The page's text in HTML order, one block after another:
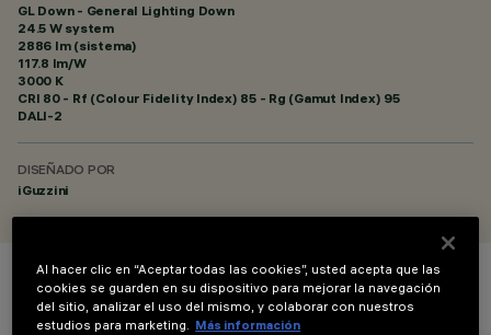
GL Down - General Lighting Down
24.5 W system
2886 lm (sistema)
117.8 lm/W
3000 K
CRI 80- Rf (Colour Fidelity Index) 85 - Rg (Gamut Index) 95
DALI-2
DISEÑADO POR
iGuzzini
COLOR
Al hacer clic en “Aceptar todas las cookies”, usted acepta que las
cookies se guarden en su dispositivo para mejorar la navegación
del sitio, analizar el uso del mismo, y colaborar con nuestros
estudios para marketing. Más información